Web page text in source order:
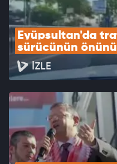
Eyüpsultan'da
sürücünün
İZLE